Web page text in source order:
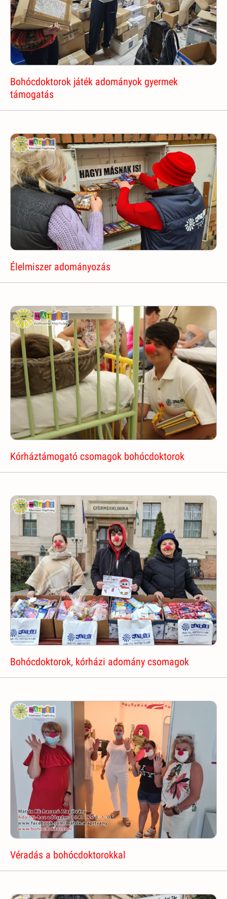
Bohócdoktorok játék adományok gyermek
támogatás
Élelmiszer adományozás
Kórháztámogató csomagok bohócdoktorok
Bohócdoktorok, kórházi adomány csomagok
Véradás a bohócdoktorokkal